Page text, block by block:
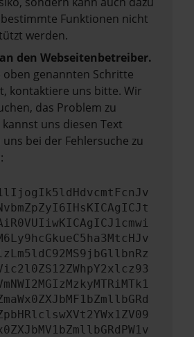
Funktionen nicht
werden.
den Webseitenbetreiber.
oben genannten Schritte
kontaktiere uns bitte. Wir
das Problem zu
uns diesen Text
bei der Fehlersuche zu